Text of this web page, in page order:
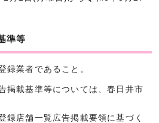
で
準等
録業者であること。
掲載基準等については、春日井市
録店舗一覧広告掲載要領に基づく